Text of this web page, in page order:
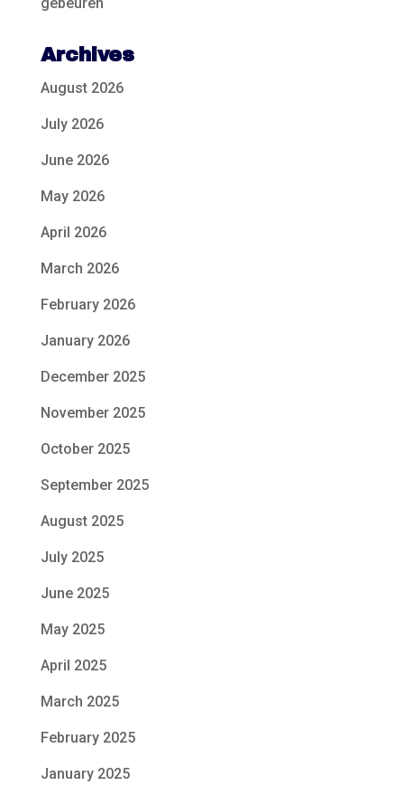
Archives
August 2026
July 2026
June 2026
May 2026
April 2026
March 2026
February 2026
January 2026
December 2025
November 2025
October 2025
September 2025
August 2025
July 2025
June 2025
May 2025
April 2025
March 2025
February 2025
January 2025